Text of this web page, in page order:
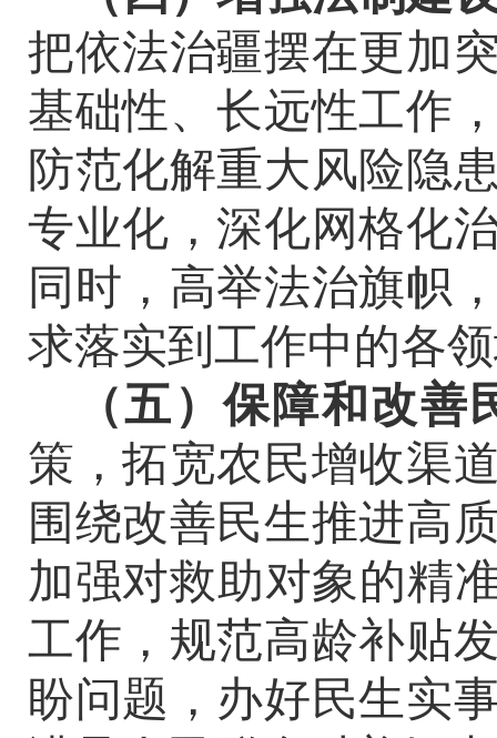
把依法治疆摆在更加
基础性、长远性工作
防范化解重大风险隐
专业化，深化网格化
同时， 高举法治旗帜
求落实到工作中的各
（五）保障和改善
策，拓宽农民增收渠
围绕改善民生推进高
加强对救助对象的精
工作 ， 规范高龄补贴
盼问题，办好民生实